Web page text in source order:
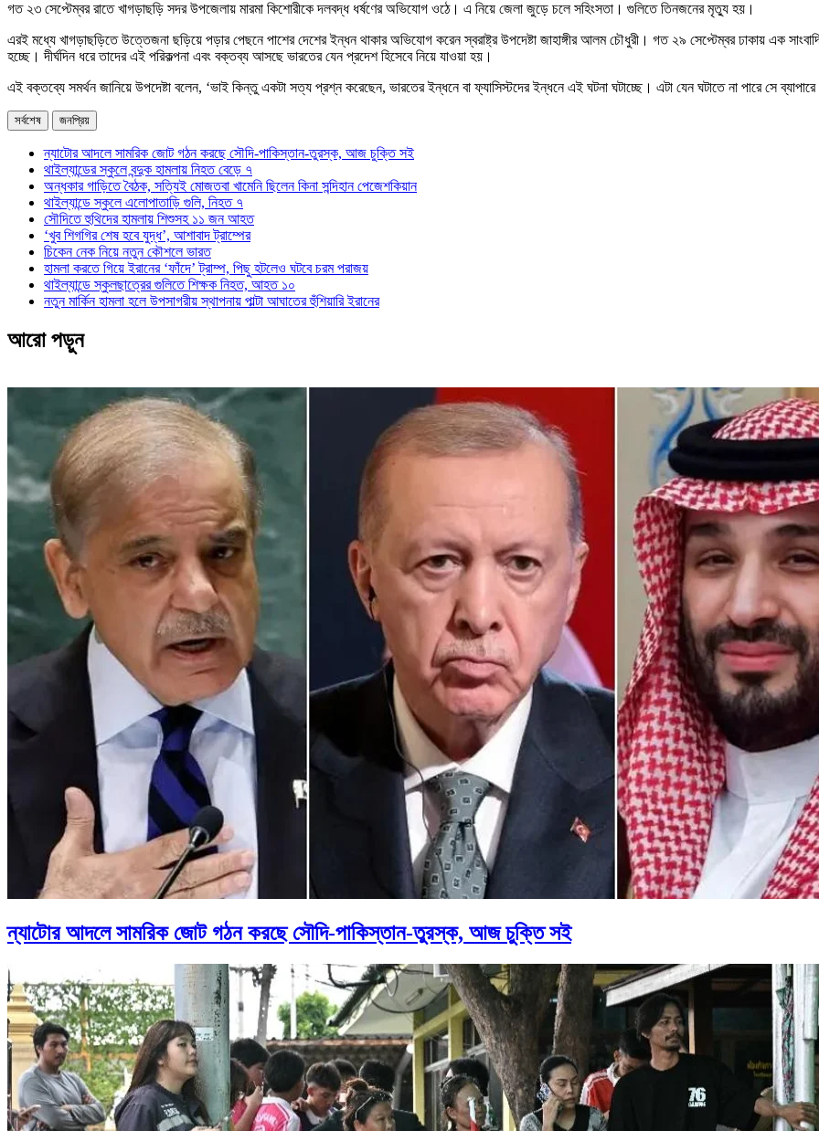
গত ২৩ সেপ্টেম্বর রাতে খাগড়াছড়ি সদর উপজেলায় মারমা কিশোরীকে দলবদ্ধ ধর্ষণের অভিযোগ ওঠে। এ নিয়ে জেলা জুড়ে চলে সহিংসতা। গুলিতে তিনজনের মৃত্যু হয়।
এরই মধ্যে খাগড়াছড়িতে উত্তেজনা ছড়িয়ে পড়ার পেছনে পাশের দেশের ইন্ধন থাকার অভিযোগ করেন স্বরাষ্ট্র উপদেষ্টা জাহাঙ্গীর আলম চৌধুরী। গত ২৯ সেপ্টেম্বর ঢাকায় এক
হচ্ছে। দীর্ঘদিন ধরে তাদের এই পরিকল্পনা এবং বক্তব্য আসছে ভারতের যেন প্রদেশ হিসেবে নিয়ে যাওয়া হয়।
এই বক্তব্যে সমর্থন জানিয়ে উপদেষ্টা বলেন, ‘ভাই কিন্তু একটা সত্য প্রশ্ন করেছেন, ভারতের ইন্ধনে বা ফ্যাসিস্টদের ইন্ধনে এই ঘটনা ঘটাচ্ছে। এটা যেন ঘটাতে না পারে সে ব্যাপারে
সর্বশেষ জনপ্রিয়
ন্যাটোর আদলে সামরিক জোট গঠন করছে সৌদি-পাকিস্তান-তুরস্ক, আজ চুক্তি সই
থাইল্যান্ডের স্কুলে বন্দুক হামলায় নিহত বেড়ে ৭
অন্ধকার গাড়িতে বৈঠক, সত্যিই মোজতবা খামেনি ছিলেন কিনা সন্দিহান পেজেশকিয়ান
থাইল্যান্ডে স্কুলে এলোপাতাড়ি গুলি, নিহত ৭
সৌদিতে হুথিদের হামলায় শিশুসহ ১১ জন আহত
‘খুব শিগগির শেষ হবে যুদ্ধ’, আশাবাদ ট্রাম্পের
চিকেন নেক নিয়ে নতুন কৌশলে ভারত
হামলা করতে গিয়ে ইরানের ‘ফাঁদে’ ট্রাম্প, পিছু হটলেও ঘটবে চরম পরাজয়
থাইল্যান্ডে স্কুলছাত্রের গুলিতে শিক্ষক নিহত, আহত ১০
নতুন মার্কিন হামলা হলে উপসাগরীয় স্থাপনায় পাল্টা আঘাতের হুঁশিয়ারি ইরানের
আরো পড়ুন
ন্যাটোর আদলে সামরিক জোট গঠন করছে সৌদি-পাকিস্তান-তুরস্ক, আজ চুক্তি সই